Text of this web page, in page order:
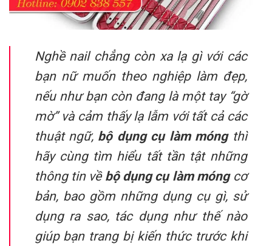
Nghề nail chẳng còn xa lạ gì với các
bạn nữ muốn theo nghiệp làm đẹp,
nếu như bạn còn đang là một tay “gờ
mờ” và cảm thấy lạ lẫm với tất cả các
thuật ngữ, bộ dụng cụ làm móngthì
hãy cùng tìm hiểu tất tần tật những
thông tin về bộ dụng cụ làm móng cơ
bản, bao gồm những dụng cụ gì, sử
dụng ra sao, tác dụng như thế nào
giúp bạn trang bị kiến thức trước khi